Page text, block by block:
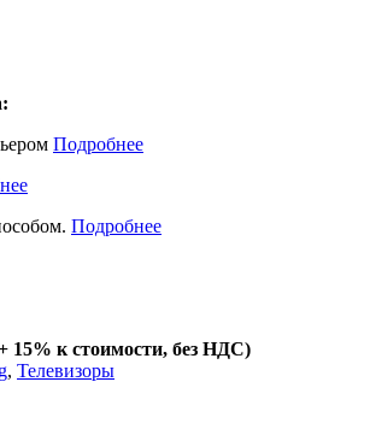
Подробнее
Подробнее
15% к стоимости, без НДС)
, Телевизоры